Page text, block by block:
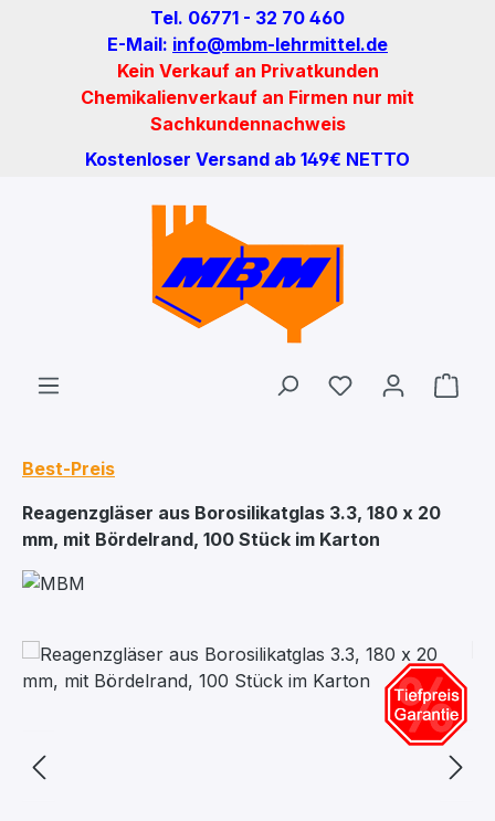
Zum Hauptinhalt springenTel. 06771 - 32 70 460
E-Mail: info@mbm-lehrmittel.de
Kein Verkauf an Privatkunden
Chemikalienverkauf an Firmen nur mit
Sachkundennachweis
Kostenloser Versand ab 149€ NETTO
Du hast 0
Best-Preis
Reagenzgläser aus Borosilikatglas 3.3, 180 x 20
mm, mit Bördelrand, 100 Stück im Karton
Bildergalerie überspringen